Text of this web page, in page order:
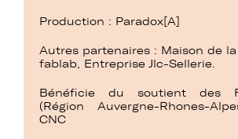
Production : Paradox[A]
Autres partenaires : Maison de la
fablab, Entreprise Jlc-Sellerie.
Bénéficie du soutient des
(Région Auvergne-Rhones-
CNC